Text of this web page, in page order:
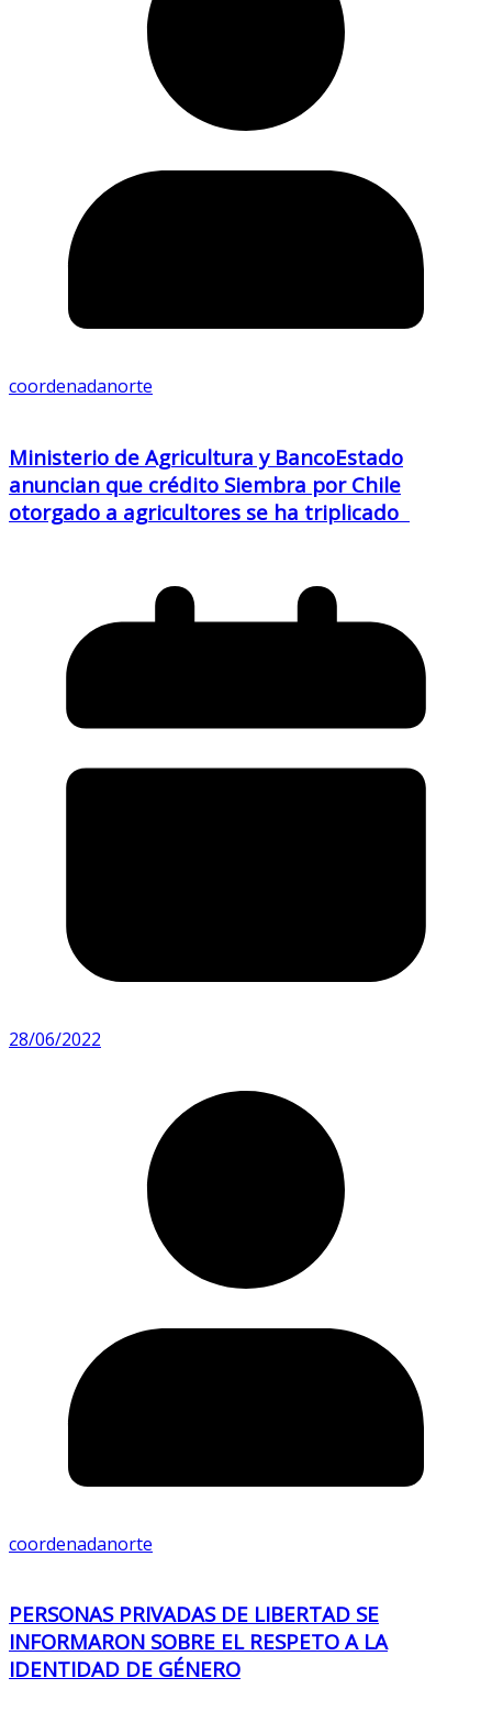
coordenadanorte
Ministerio de Agricultura y BancoEstado
anuncian que crédito Siembra por Chile
otorgado a agricultores se ha triplicado
28/06/2022
coordenadanorte
PERSONAS PRIVADAS DE LIBERTAD SE
INFORMARON SOBRE EL RESPETO A LA
IDENTIDAD DE GÉNERO